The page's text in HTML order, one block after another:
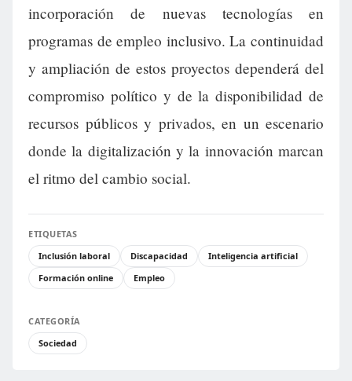
incorporación de nuevas tecnologías en
programas de empleo inclusivo. La continuidad
y ampliación de estos proyectos dependerá del
compromiso político y de la disponibilidad de
recursos públicos y privados, en un escenario
donde la digitalización y la innovación marcan
el ritmo del cambio social.
ETIQUETAS
Inclusión laboral
Discapacidad
Inteligencia artificial
Formación online
Empleo
CATEGORÍA
Sociedad